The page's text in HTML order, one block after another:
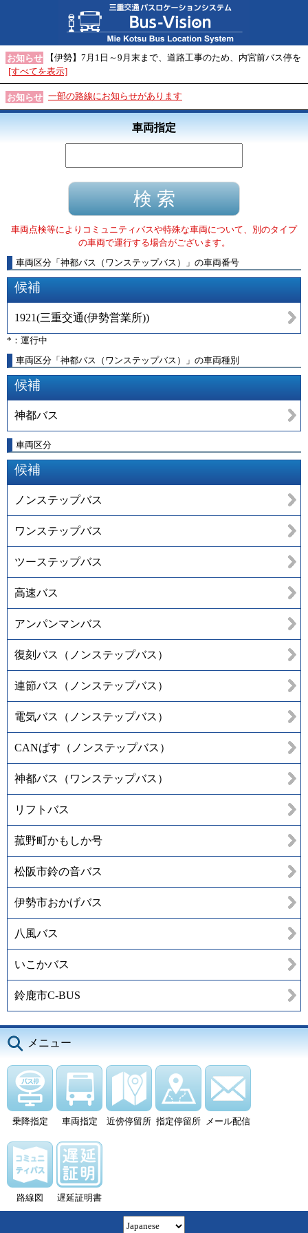
お知らせ
【伊勢】7月1日～9月末まで、道路工事のため、内宮前バス停を
[すべてを表示]
お知らせ 一部の路線にお知らせがあります
車両指定
車両点検等によりコミュニティバスや特殊な車両について、別のタイプ
の車両で運行する場合がございます。
車両区分 「 神都バス（ワンステップバス） 」 の車両番号
候補
1921(三重交通(伊勢営業所))
*：運行中
車両区分「神都バス（ワンステップバス）」の車両種別
候補
神都バス
車両区分
候補
ノンステップバス
ワンステップバス
ツーステップバス
高速バス
アンパンマンバス
復刻バス（ノンステップバス）
連節バス（ノンステップバス）
電気バス（ノンステップバス）
CANばす（ノンステップバス）
神都バス（ワンステップバス）
リフトバス
菰野町かもしか号
松阪市鈴の音バス
伊勢市おかげバス
八風バス
いこかバス
鈴鹿市C-BUS
メニュー
乗降指定 車両指定 近傍停留所 指定停留所 メール配信
路線図 遅延証明書